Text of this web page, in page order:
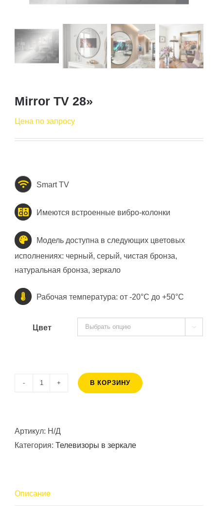
Mirror TV 28»
Цена по запросу
Smart TV
Имеются встроенные вибро-колонки
Модель доступна в следующих цветовых
исполнениях: черный, серый, чистая бронза,
натуральная бронза, зеркало
Рабочая температура: от -20°C до +50°C
Цвет 
Количество
TV
28''
В КОРЗИНУ
Артикул: Н/Д
Категория: Телевизоры в зеркале
Описание